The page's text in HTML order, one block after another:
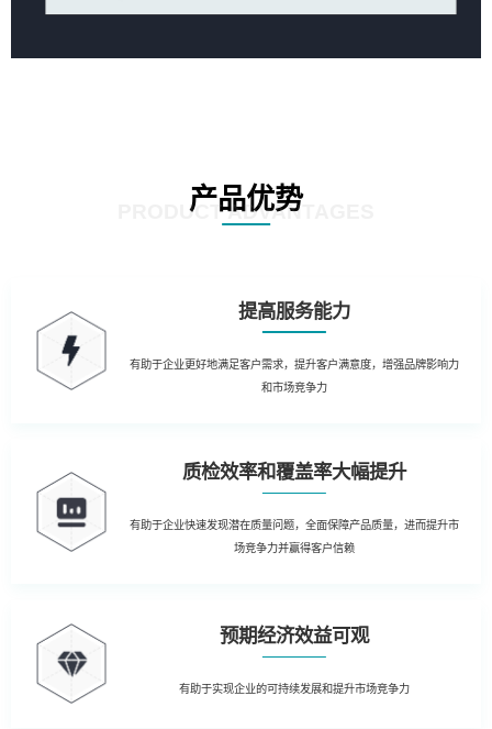
产品优势
PRODUCT ADVANTAGES
提高服务能力
有助于企业更好地满足客户需求，提升客户满意度，增强品牌影响力
和市场竞争力
质检效率和覆盖率大幅提升
有助于企业快速发现潜在质量问题，全面保障产品质量，进而提升市
场竞争力并赢得客户信赖
预期经济效益可观
有助于实现企业的可持续发展和提升市场竞争力